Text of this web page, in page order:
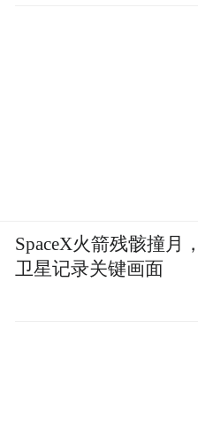
SpaceX火箭残骸撞月
卫星记录关键画面